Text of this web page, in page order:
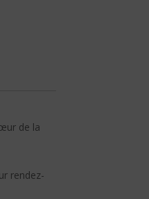
de la
rendez-